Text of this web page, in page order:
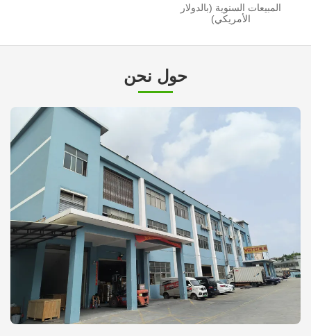
المبيعات السنوية (بالدولار
الأمريكي)
حول نحن